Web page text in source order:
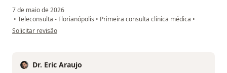
7 de maio de 2026
• Teleconsulta - Florianópolis • Primeira consulta clínica médica •
na opinião do utilizador Robson
Solicitar revisão
Dr. Eric Araujo